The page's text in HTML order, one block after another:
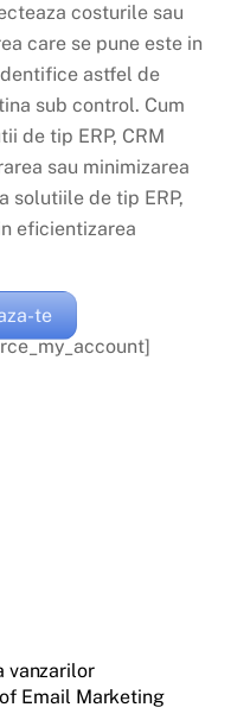
costurile sau
care se pune este in
astfel de
sub control. Cum
de tip ERP, CRM
sau minimizarea
solutiile de tip ERP,
eficientizarea
te
vanzarilor
Email Marketing